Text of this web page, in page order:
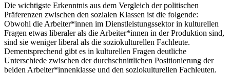
Die wichtigste Erkenntnis aus dem Vergleich der politischen
Präferenzen zwischen den sozialen Klassen ist die folgende:
Obwohl die Arbeiter*innen im Dienstleistungssektor in kulturellen
Fragen etwas liberaler als die Arbeiter*innen in der Produktion sind,
sind sie weniger liberal als die soziokulturellen Fachleute.
Dementsprechend gibt es in kulturellen Fragen deutliche
Unterschiede zwischen der durchschnittlichen Positionierung der
beiden Arbeiter*innenklasse und den soziokulturellen Fachleuten.